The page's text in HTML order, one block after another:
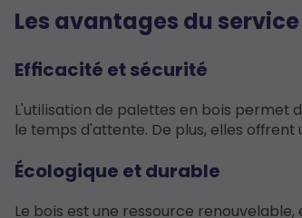
Les avantages du
Efficacité et sécurité
L'utilisation de palettes en bois permet
le temps d'attente. De plus, elles
Écologique et durable
Le bois est une ressource